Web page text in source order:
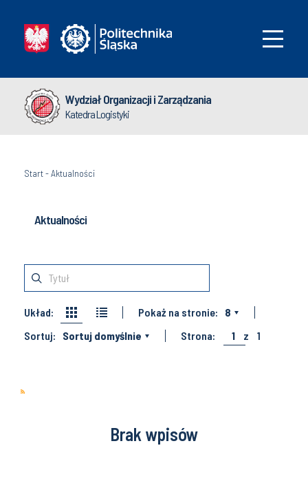
Wydział Organizacji i Zarządzania
Katedra Logistyki
Start-Aktualności
Aktualności
Układ: Pokaż na stronie:
8
Sortuj:
Sortuj domyślnie Strona: 1 z 1
Brak wpisów